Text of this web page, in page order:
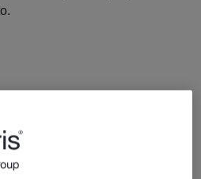
Center.
funcional de las
Center y CRM.